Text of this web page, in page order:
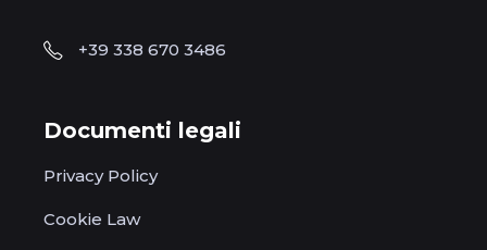
+39 338 670 3486
Documenti legali
Privacy Policy
Cookie Law